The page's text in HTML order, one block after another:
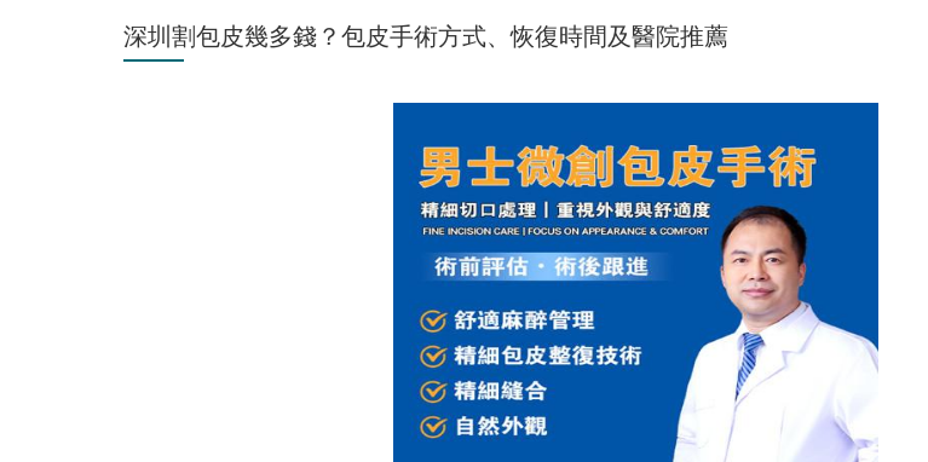
深圳割包皮幾多錢？包皮手術方式、恢復時間及醫院推薦